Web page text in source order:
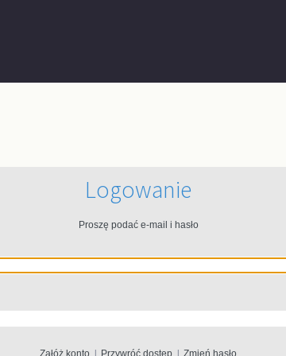
Logowanie
Proszę podać e-mail i hasło
Załóż konto Przywróć dostęp Zmień hasło